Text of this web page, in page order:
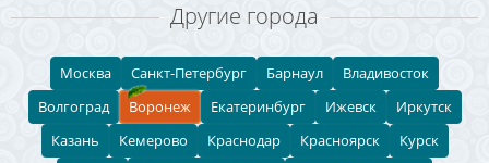
Другие города
Москва Санкт-Петербург Барнаул
Владивосток
Волгоград
Воронеж Екатеринбург Ижевск
Иркутск
Казань
Кемерово Краснодар Красноярск
Курск